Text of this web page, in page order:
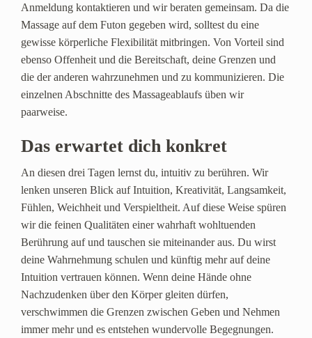
Anmeldung kontaktieren und wir beraten gemeinsam. Da die
Massage auf dem Futon gegeben wird, solltest du eine
gewisse körperliche Flexibilität mitbringen. Von Vorteil sind
ebenso Offenheit und die Bereitschaft, deine Grenzen und
die der anderen wahrzunehmen und zu kommunizieren. Die
einzelnen Abschnitte des Massageablaufs üben wir
paarweise.
Das erwartet dich konkret
An diesen drei Tagen lernst du, intuitiv zu berühren. Wir
lenken unseren Blick auf Intuition, Kreativität, Langsamkeit,
Fühlen, Weichheit und Verspieltheit. Auf diese Weise spüren
wir die feinen Qualitäten einer wahrhaft wohltuenden
Berührung auf und tauschen sie miteinander aus. Du wirst
deine Wahrnehmung schulen und künftig mehr auf deine
Intuition vertrauen können. Wenn deine Hände ohne
Nachzudenken über den Körper gleiten dürfen,
verschwimmen die Grenzen zwischen Geben und Nehmen
immer mehr und es entstehen wundervolle Begegnungen.